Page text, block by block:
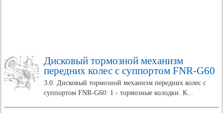
Дисковый тормозной механизм
передних колес с суппортом FNR-G60
3.0. Дисковый тормозной механизм передних колес с
суппортом FNR-G60: 1 - тормозные колодки. К...